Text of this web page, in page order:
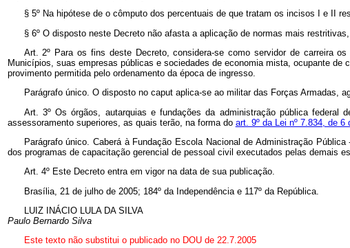
§ 5º Na hipótese de o cômputo dos percentuais de que tratam os incisos I e II
§ 6º O disposto neste Decreto não afasta a aplicação de normas mais
Art. 2º Para os fins deste Decreto, considera-se como servidor de carreira
Municípios, suas empresas públicas e sociedades de economia mista, ocupante de
provimento permitida pelo ordenamento da época de ingresso.
Parágrafo único. O disposto no caput aplica-se ao militar das Forças Armadas,
Art. 3º Os órgãos, autarquias e fundações da administração pública
assessoramento superiores, as quais terão, na forma do art. 9º da Lei nº 7.834, de 6
Parágrafo único. Caberá à Fundação Escola Nacional de Administração
dos programas de capacitação gerencial de pessoal civil executados pelas demais
Art. 4º Este Decreto entra em vigor na data de sua publicação.
Brasília, 21 de julho de 2005; 184º da Independência e 117º da República.
LUIZ INÁCIO LULA DA SILVA
Paulo Bernardo Silva
Este texto não substitui o publicado no DOU de 22.7.2005